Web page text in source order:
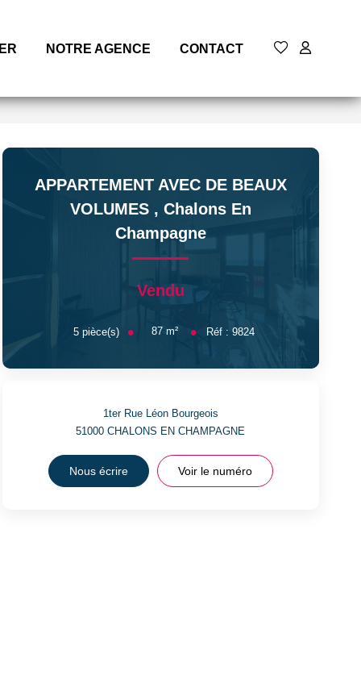
NOTRE AGENCE CONTACT
APPARTEMENT AVEC DE BEAUX
VOLUMES , Chalons En
Champagne
Vendu
5 pièce(s) 87 m² Réf : 9824
1ter Rue Léon Bourgeois
51000CHALONS EN CHAMPAGNE
Nous écrire Voir le numéro